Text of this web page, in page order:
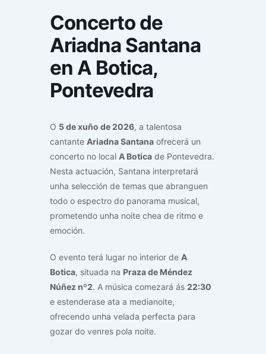
Concerto de
Ariadna Santana
en A Botica,
Pontevedra
O 5 de xuño de 2026, a talentosa
cantante Ariadna Santana ofrecerá un
concerto no local A Botica de Pontevedra.
Nesta actuación, Santana interpretará
unha selección de temas que abranguen
todo o espectro do panorama musical,
prometendo unha noite chea de ritmo e
emoción.
O evento terá lugar no interior de A
Botica, situada na Praza de Méndez
Núñez nº2. A música comezará ás 22:30
e estenderase ata a medianoite,
ofrecendo unha velada perfecta para
gozar do venres pola noite.